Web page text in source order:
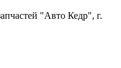
"Авто Кедр", г.